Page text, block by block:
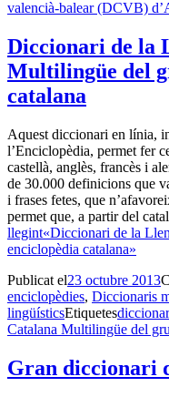
valencià-balear (DCVB)
Diccionari de la
Multilingüe del
catalana
Aquest diccionari en línia,
l’Enciclopèdia, permet fer
castellà, anglès, francès i
de 30.000 definicions que
i frases fetes, que
permet que, a partir del
llegint«Diccionari de la
enciclopèdia catalana»
Publicat el23 octubre 2013
enciclopèdies, Diccionaris
lingüísticsEtiquetes
Catalana Multilingüe del
Gran diccionari